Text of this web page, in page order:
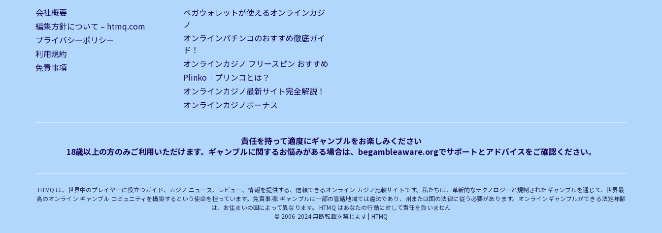
会社概要
編集方針について – htmq.com
プライバシーポリシー
利用規約
免責事項
ベガウォレットが使えるオンラインカジ
ノ
オンラインパチンコのおすすめ徹底ガイ
ド！
オンラインカジノ フリースピン おすすめ
Plinko｜プリンコとは？
オンラインカジノ最新サイト完全解説！
オンラインカジノボーナス
責任を持って適度にギャンブルをお楽しみください
18歳以上の方のみご利用いただけます。ギャンブルに関するお悩みがある場合は、begambleaware.orgでサポートとアドバイスをご確認ください。
HTMQ は、世界中のプレイヤーに役立つガイド、カジノ ニュース、レビュー、情報を提供する、信頼できるオンライン カジノ比較サイトです。私たちは、革新的なテクノロジーと規制されたギャンブルを通じて、世界最
高のオンライン ギャンブル コミュニティを構築するという使命を担っています。免責事項: ギャンブルは一部の管轄地域では違法であり、州または国の法律に従う必要があります。オンラインギャンブルができる法定年齢
は、お住まいの国によって異なります。 HTMQ はあなたの行動に対して責任を負いません
© 2006-2024.無断転載を禁じます | HTMQ